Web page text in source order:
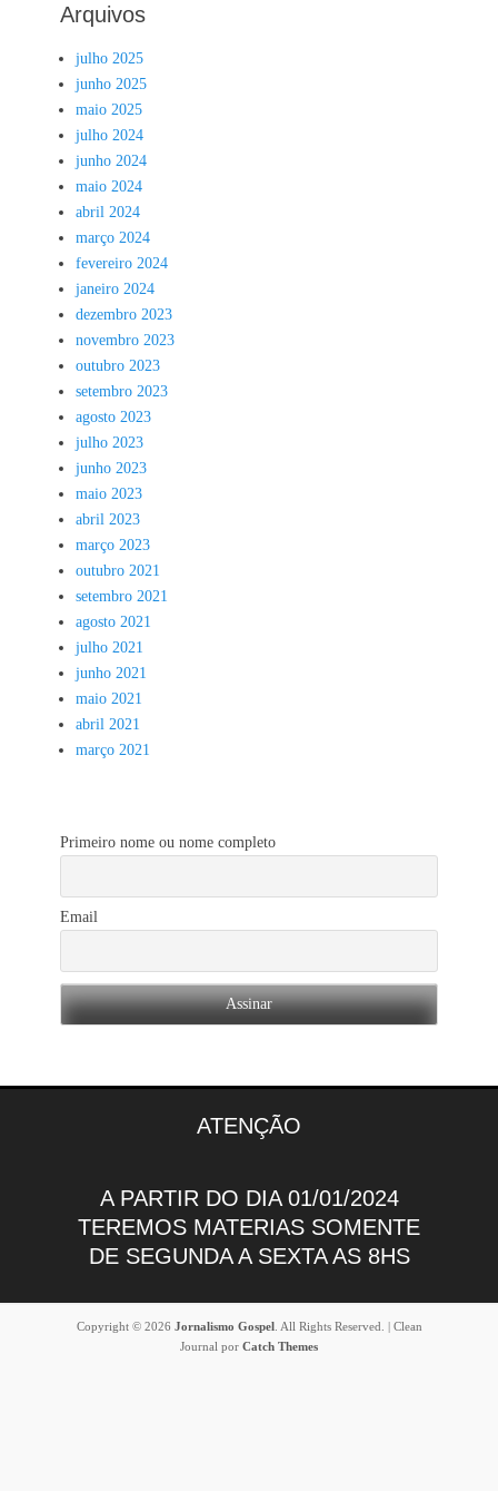
Arquivos
julho 2025
junho 2025
maio 2025
julho 2024
junho 2024
maio 2024
abril 2024
março 2024
fevereiro 2024
janeiro 2024
dezembro 2023
novembro 2023
outubro 2023
setembro 2023
agosto 2023
julho 2023
junho 2023
maio 2023
abril 2023
março 2023
outubro 2021
setembro 2021
agosto 2021
julho 2021
junho 2021
maio 2021
abril 2021
março 2021
Primeiro nome ou nome completo
Email
ATENÇÃO
A PARTIR DO DIA 01/01/2024
TEREMOS MATERIAS SOMENTE
DE SEGUNDA A SEXTA AS 8HS
Copyright © 2026 Jornalismo Gospel
. All Rights Reserved. | Clean
Journal por Catch Themes